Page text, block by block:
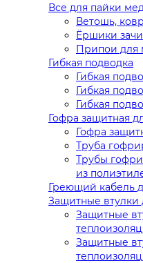
Все для пайки
Ветошь,
Ёршики
Припои для
Гибкая подводка
Гибкая
Гибкая
Гибкая
Гофра защитная
Гофра
Труба
Трубы
из
Греющий кабель
Защитные втулки
Защитные
Защитные